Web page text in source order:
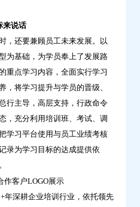
来说话
，还要兼顾员工未来发展。以
为基础，为学员奉上了发展路
重点学习内容，全面实行学习
，将学习提升与学员的晋级、
行主导，高层支持，行政命令
，充分利用培训班、考试、调
学习平台使用与员工业绩考核
录为学习目标的达成提供依
年深耕企业培训行业，依托领先